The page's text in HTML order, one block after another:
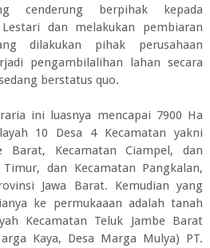
cenderung berpihak kepada
dan melakukan pembiaran
dilakukan pihak perusahaan
pengambilalihan lahan secara
berstatus quo.
ini luasnya mencapai 7900 Ha
10 Desa 4 Kecamatan yakni
Barat, Kecamatan Ciampel, dan
dan Kecamatan Pangkalan,
Jawa Barat. Kemudian yang
ke permukaaan adalah tanah
Kecamatan Teluk Jambe Barat
Kaya, Desa Marga Mulya) PT.